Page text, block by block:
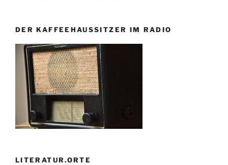
DER KAFFEEHAUSSITZER IM RADIO
LITERATUR.ORTE